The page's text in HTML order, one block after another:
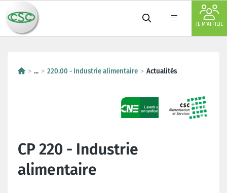
JE M'AFFILIE
... 220.00 - Industrie alimentaire Actualités
CP 220 - Industrie
alimentaire